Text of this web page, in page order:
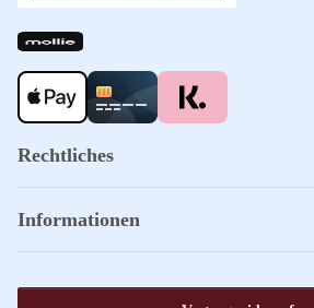
Rechtliches
Informationen